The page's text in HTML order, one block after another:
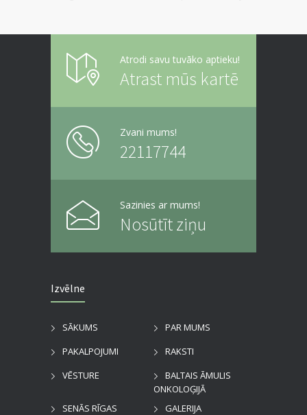
Atrodi savu tuvāko aptieku!
Atrast mūs kartē
Zvani mums!
22117744
Sazinies ar mums!
Nosūtīt ziņu
Izvēlne
SĀKUMS
PAR MUMS
PAKALPOJUMI
RAKSTI
VĒSTURE
BALTAIS ĀMULIS
ONKOLOĢIJĀ
SENĀS RĪGAS
GALERIJA